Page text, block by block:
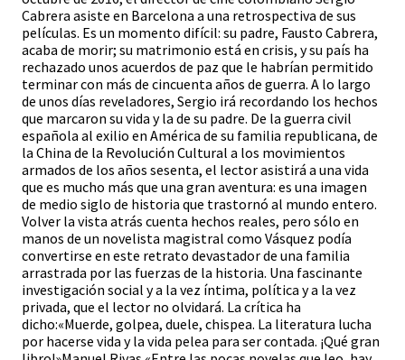
Cabrera asiste en Barcelona a una retrospectiva de sus
películas. Es un momento difícil: su padre, Fausto Cabrera,
acaba de morir; su matrimonio está en crisis, y su país ha
rechazado unos acuerdos de paz que le habrían permitido
terminar con más de cincuenta años de guerra. A lo largo
de unos días reveladores, Sergio irá recordando los hechos
que marcaron su vida y la de su padre. De la guerra civil
española al exilio en América de su familia republicana, de
la China de la Revolución Cultural a los movimientos
armados de los años sesenta, el lector asistirá a una vida
que es mucho más que una gran aventura: es una imagen
de medio siglo de historia que trastornó al mundo entero.
Volver la vista atrás cuenta hechos reales, pero sólo en
manos de un novelista magistral como Vásquez podía
convertirse en este retrato devastador de una familia
arrastrada por las fuerzas de la historia. Una fascinante
investigación social y a la vez íntima, política y a la vez
privada, que el lector no olvidará. La crítica ha
dicho:«Muerde, golpea, duele, chispea. La literatura lucha
por hacerse vida y la vida pelea para ser contada. ¡Qué gran